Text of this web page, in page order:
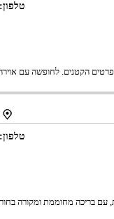
טלפון:
הקטנים. לחופשה עם
טלפון:
עם בריכה מחוממת ומקורה